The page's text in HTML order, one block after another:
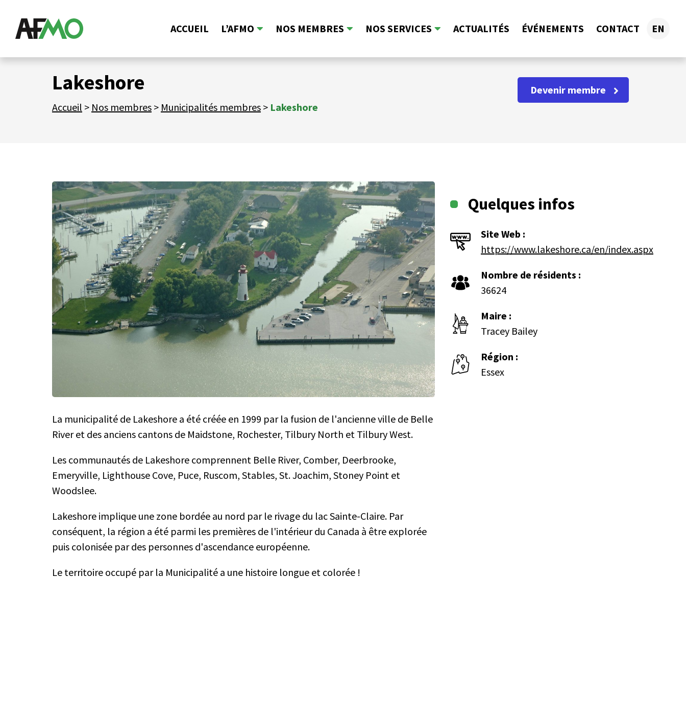
ACCUEIL L’AFMO NOS MEMBRES NOS SERVICES ACTUALITÉS ÉVÉNEMENTS CONTACT EN
Lakeshore
Accueil > Nos membres > Municipalités membres > Lakeshore
Devenir membre
La municipalité de Lakeshore a été créée en 1999 par la fusion de l'ancienne ville de Belle
River et des anciens cantons de Maidstone, Rochester, Tilbury North et Tilbury West.
Les communautés de Lakeshore comprennent Belle River, Comber, Deerbrooke,
Emeryville, Lighthouse Cove, Puce, Ruscom, Stables, St. Joachim, Stoney Point et
Woodslee.
Lakeshore implique une zone bordée au nord par le rivage du lac Sainte-Claire. Par
conséquent, la région a été parmi les premières de l'intérieur du Canada à être explorée
puis colonisée par des personnes d'ascendance européenne.
Le territoire occupé par la Municipalité a une histoire longue et colorée !
Quelques infos
Site Web :
https://www.lakeshore.ca/en/index.aspx
Nombre de résidents :
36624
Maire :
Tracey Bailey
Région :
Essex